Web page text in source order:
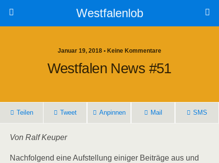
Westfalenlob
Januar 19, 2018 • Keine Kommentare
Westfalen News #51
Teilen Tweet Anpinnen Mail SMS
Von Ralf Keuper
Nachfolgend eine Aufstellung einiger Beiträge aus und